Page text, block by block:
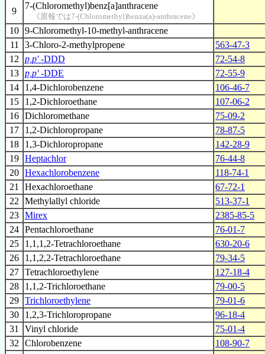
9
7-(Chloromethyl)benz[a]anthracene
《原報では7-(Chloromethyl)benza(a)-anthracene》
10 9-Chloromethyl-10-methyl-anthracene
11
3-Chloro-2-methylpropene
563-47-3
12
p,p'-DDD
72-54-8
13 p,p'-DDE
72-55-9
14
1,4-Dichlorobenzene
106-46-7
15
1,2-Dichloroethane
107-06-2
16 Dichloromethane
75-09-2
17
1,2-Dichloropropane
78-87-5
18
1,3-Dichloropropane
142-28-9
19 Heptachlor
76-44-8
20 Hexachlorobenzene
118-74-1
21
Hexachloroethane
67-72-1
22
Methylallyl chloride
513-37-1
23 Mirex
2385-85-5
24 Pentachloroethane
76-01-7
25
1,1,1,2-Tetrachloroethane
630-20-6
26
1,1,2,2-Tetrachloroethane
79-34-5
27 Tetrachloroethylene
127-18-4
28
1,1,2-Trichloroethane
79-00-5
29 Trichloroethylene
79-01-6
30
1,2,3-Trichloropropane
96-18-4
31
Vinyl chloride
75-01-4
32
Chlorobenzene
108-90-7